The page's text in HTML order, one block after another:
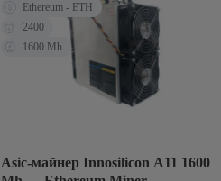
Asic-майнер Innosilicon A11 1600
Ethereum - ETH
2400
1600 Mh